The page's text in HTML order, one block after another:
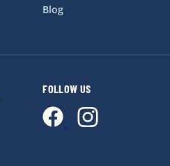
Blog
FOLLOW US